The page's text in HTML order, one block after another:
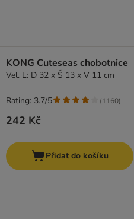
KONG Cuteseas chobotnice
Vel. L: D 32 x Š 13 x V 11 cm
242 Kč
Rating: 3.7/5 (1160)
Přidat do košíku